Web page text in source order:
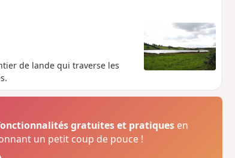
de lande qui traverse les
gratuites et pratiques en
un petit coup de pouce !